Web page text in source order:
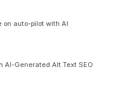
on auto-pilot with AI
AI-Generated Alt Text SEO